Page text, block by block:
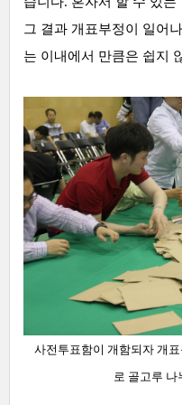
그 결과 개표부정이 일어
는 이내에서 만큼은 쉽지
사전투표함이 개함되자 개
로 골고루 나